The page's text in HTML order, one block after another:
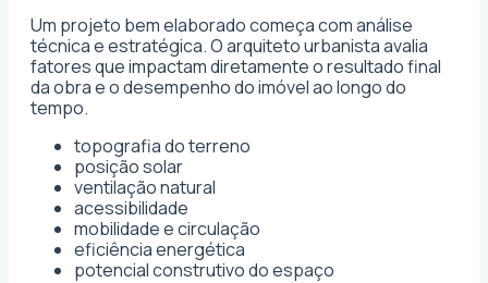
Um projeto bem elaborado começa com análise
técnica e estratégica. O arquiteto urbanista avalia
fatores que impactam diretamente o resultado final
da obra e o desempenho do imóvel ao longo do
tempo.
topografia do terreno
posição solar
ventilação natural
acessibilidade
mobilidade e circulação
eficiência energética
potencial construtivo do espaço